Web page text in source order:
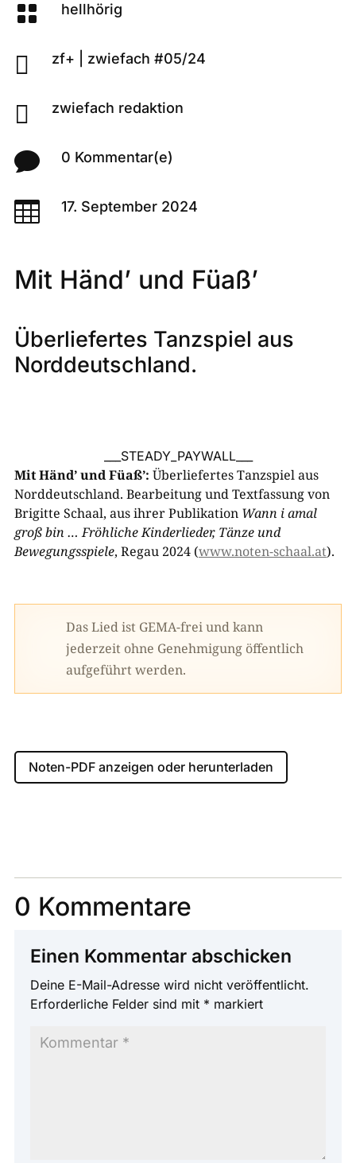
 hellhörig
 zf+ zwiefach #05/24
 zwiefach redaktion
 0 Kommentar(e)
 17. September 2024
Mit Händ’ und Füaß’
Überliefertes Tanzspiel aus
Norddeutschland.
___STEADY_PAYWALL___
Mit Händ’ und Füaß’: Überliefertes Tanzspiel aus
Norddeutschland. Bearbeitung und Textfassung von
Brigitte Schaal, aus ihrer Publikation Wann i amal
groß bin … Fröhliche Kinderlieder, Tänze und
Bewegungsspiele, Regau 2024 (www.noten-schaal.at).
Das Lied ist GEMA-frei und kann
jederzeit ohne Genehmigung öffentlich
aufgeführt werden.
Noten-PDF anzeigen oder herunterladen
0 Kommentare
Einen Kommentar abschicken
Deine E-Mail-Adresse wird nicht veröffentlicht.
Erforderliche Felder sind mit * markiert